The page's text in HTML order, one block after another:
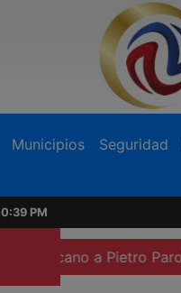
Municipios Seguridad
PM
a Pietro Parolin